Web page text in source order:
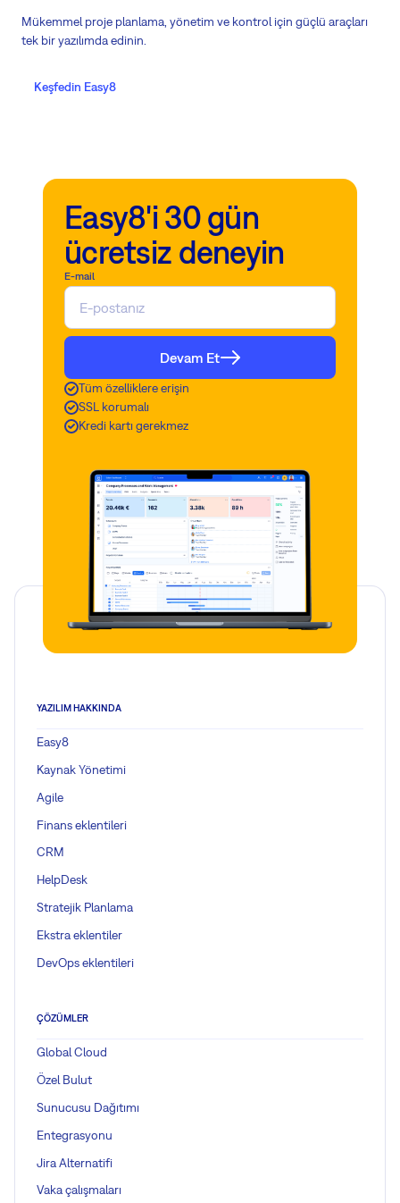
Mükemmel proje planlama, yönetim ve kontrol için güçlü araçları
tek bir yazılımda edinin.
Keşfedin Easy8
Easy8'i 30 gün
ücretsiz deneyin
E-mail
Devam Et
Tüm özelliklere erişin
SSL korumalı
Kredi kartı gerekmez
YAZILIM HAKKINDA
Easy8
Kaynak Yönetimi
Agile
Finans eklentileri
CRM
HelpDesk
Stratejik Planlama
Ekstra eklentiler
DevOps eklentileri
ÇÖZÜMLER
Global Cloud
Özel Bulut
Sunucusu Dağıtımı
Entegrasyonu
Jira Alternatifi
Vaka çalışmaları